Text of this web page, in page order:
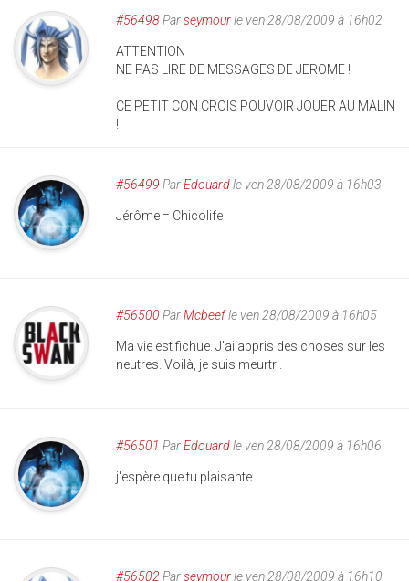
#56498Parseymourle ven 28/08/2009 à 16h02
ATTENTION
NE PAS LIRE DE MESSAGES DE JEROME !
CE PETIT CON CROIS POUVOIR JOUER AU MALIN
!
#56499 ParEdouardle ven 28/08/2009 à 16h03
Jérôme = Chicolife
#56500 ParMcbeefle ven 28/08/2009 à 16h05
Ma vie est fichue. J'ai appris des choses sur les
neutres. Voilà, je suis meurtri.
#56501 ParEdouardle ven 28/08/2009 à 16h06
j'espère que tu plaisante..
#56502 Parseymourle ven 28/08/2009 à 16h10